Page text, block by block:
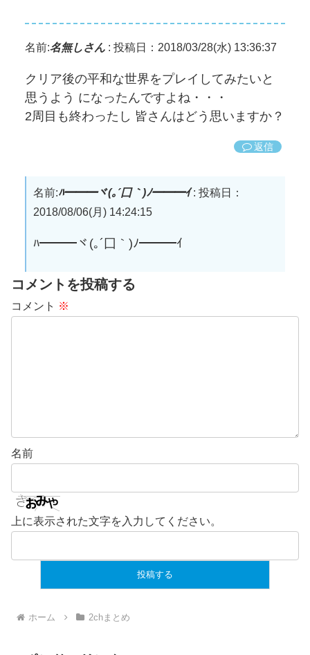
名前:名無しさん : 投稿日：2018/03/28(水) 13:36:37
クリア後の平和な世界をプレイしてみたいと
思うよう になったんですよね・・・
2周目も終わったし 皆さんはどう思いますか？
返信
名前:ﾊ━━━ヾ(｡´囗｀)ﾉ━━━ｲ: 投稿日：
2018/08/06(月) 14:24:15
ﾊ━━━ヾ(｡´囗｀)ﾉ━━━ｲ
コメントを投稿する
コメント ※
名前
上に表示された文字を入力してください。
ホーム 2chまとめ